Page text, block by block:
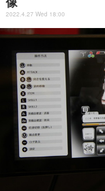
2022.4.27 Wed 18:00